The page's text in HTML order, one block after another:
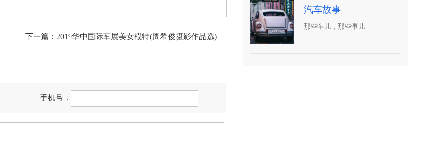
下一篇：2019华中国际车展美女模特(周希俊摄影作品选)
手机号：
汽车故事
那些车儿，那些事儿